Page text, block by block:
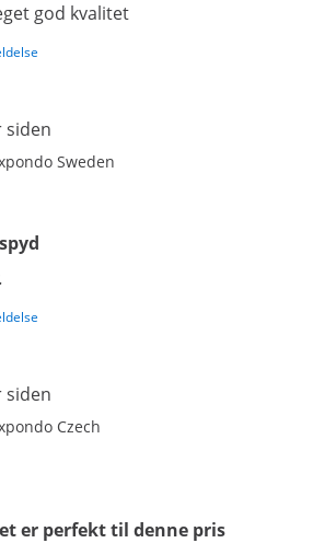
god kvalitet
siden
Sweden
siden
Czech
er perfekt til denne pris